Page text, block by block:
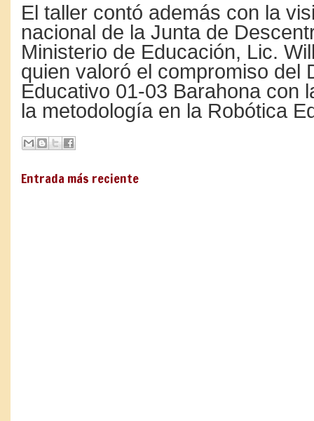
El taller contó además con la
nacional de la Junta de
Ministerio de Educación, Lic.
quien valoró el compromiso del
Educativo 01-03 Barahona con
la metodología en la Robótica
Entrada más reciente